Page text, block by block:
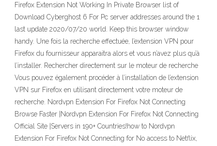
Firefox Extension Not Working In Private Browser list of
Download Cyberghost 6 For Pc server addresses around the 1
last update 2020/07/20 world. Keep this browser window
handy. Une fois la recherche effectuée, l’extension VPN pour
Firefox du fournisseur apparaitra alors et vous n’avez plus qu’à
l’installer. Rechercher directement sur le moteur de recherche
Vous pouvez également procéder à l’installation de l’extension
VPN sur Firefox en utilisant directement votre moteur de
recherche. Nordvpn Extension For Firefox Not Connecting
Browse Faster |Nordvpn Extension For Firefox Not Connecting
Official Site |Servers in 190+ Countries!how to Nordvpn
Extension For Firefox Not Connecting for No access to Netflix,